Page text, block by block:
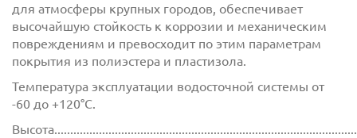
для атмосферы крупных городов, обеспечивает
высочайшую стойкость к коррозии и механическим
повреждениям и превосходит по этим параметрам
покрытия из полиэстера и пластизола.
Температура эксплуатации водосточной системы от
-60 до +120°C.